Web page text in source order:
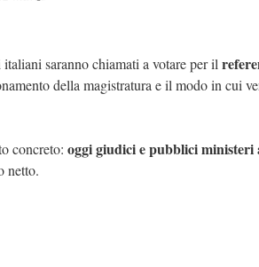
italiani saranno chiamati a votare per il
della magistratura e il modo in cui
concreto: oggi giudici e pubblici ministeri
netto.